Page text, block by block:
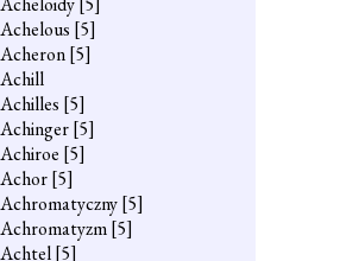
Achelous [5]
Acheron[5]
Achill
Achilles [5]
Achinger[5]
Achiroe [5]
Achor[5]
Achromatyczny[5]
Achromatyzm[5]
Achtel[5]